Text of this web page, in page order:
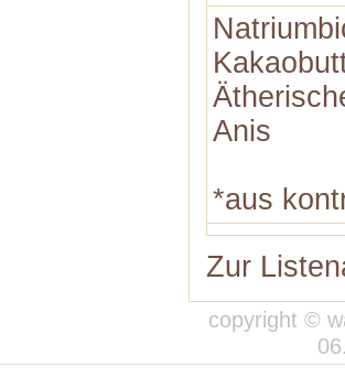
Anis
*aus
Zur
copyright ©